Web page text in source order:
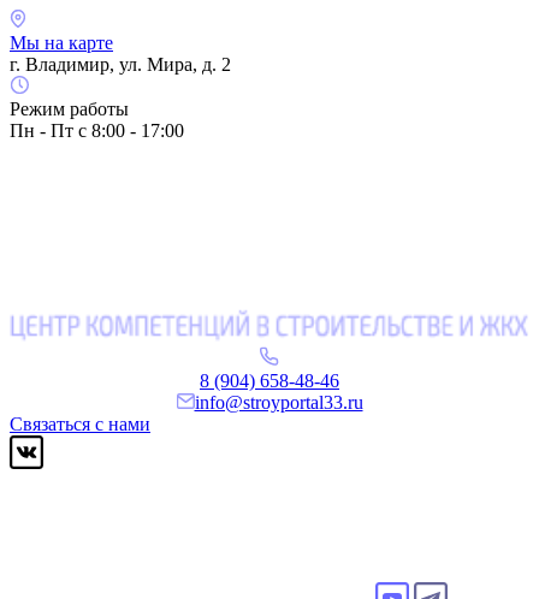
Мы на карте
г. Владимир, ул. Мира, д. 2
Режим работы
Пн - Пт с 8:00 - 17:00
8 (904) 658-48-46
info@stroyportal33.ru
Связаться с нами